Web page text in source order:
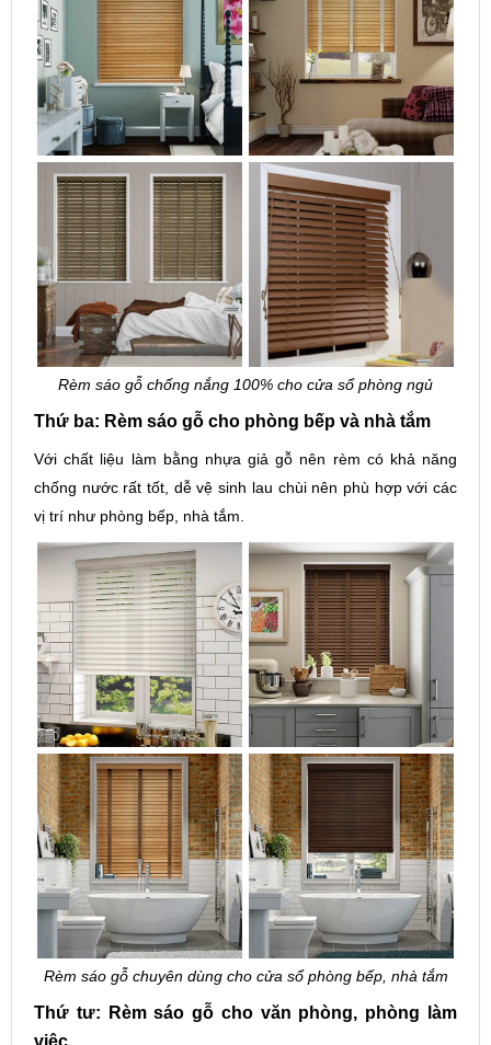
Rèm sáo gỗ chống nắng 100% cho cửa sổ phòng ngủ
Thứ ba: Rèm sáo gỗ cho phòng bếp và nhà tắm
Với chất liệu làm bằng nhựa giả gỗ nên rèm có khả năng
chống nước rất tốt, dễ vệ sinh lau chùi nên phù hợp với các
vị trí như phòng bếp, nhà tắm.​
Rèm sáo gỗ chuyên dùng cho cửa sổ phòng bếp, nhà tắm
Thứ tư: Rèm sáo gỗ cho văn phòng, phòng làm
việc